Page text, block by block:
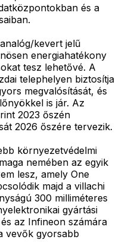
és a
kevert jelű
energiahatékony
tesz lehetővé. A
telephelyen biztosítja
megvalósítását, és
is jár. Az
2023 őszén
2026 őszére tervezik.
környezetvédelmi
nemében az egyik
lesz, amely One
majd a villachi
300 milliméteres
gyártási
az Infineon számára
vevők gyorsabb